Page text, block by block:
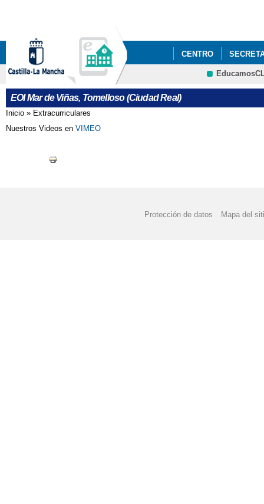
CENTRO
CORREO WEB
EOI Mar de Viñas, Tomelloso (Ciudad Real)
Se encuentra usted aquí
Inicio » Extracurriculares
Nuestros Videos en VIMEO
Protección de datos Mapa del